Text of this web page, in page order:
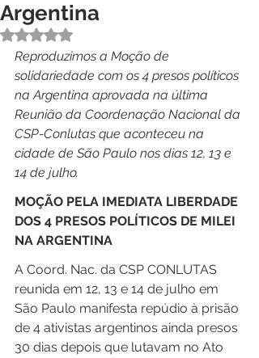
Argentina
Avaliado com NaN de 5 estrelas.
Reproduzimos a Moção de
solidariedade com os 4 presos políticos
na Argentina aprovada na última
Reunião da Coordenação Nacional da
CSP-Conlutas que aconteceu na
cidade de São Paulo nos dias 12, 13 e
14 de julho.
MOÇÃO PELA IMEDIATA LIBERDADE
DOS 4 PRESOS POLÍTICOS DE MILEI
NA ARGENTINA
A Coord. Nac. da CSP CONLUTAS
reunida em 12, 13 e 14 de julho em
São Paulo manifesta repúdio à prisão
de 4 ativistas argentinos ainda presos
30 dias depois que lutavam no Ato